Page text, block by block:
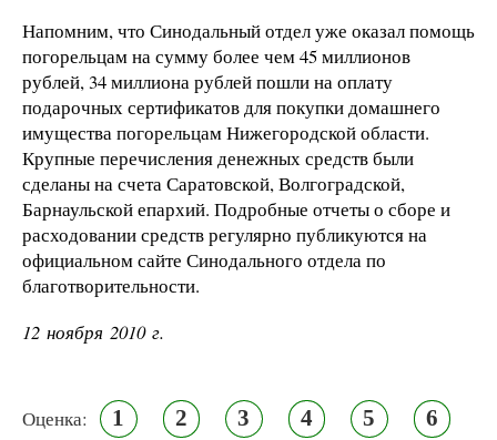
Напомним, что Синодальный отдел уже оказал помощь
погорельцам на сумму более чем 45 миллионов
рублей, 34 миллиона рублей пошли на оплату
подарочных сертификатов для покупки домашнего
имущества погорельцам Нижегородской области.
Крупные перечисления денежных средств были
сделаны на счета Саратовской, Волгоградской,
Барнаульской епархий. Подробные отчеты о сборе и
расходовании средств регулярно публикуются на
официальном сайте Синодального отдела по
благотворительности.
12 ноября 2010 г.
Оценка: 1 2 3 4 5 6